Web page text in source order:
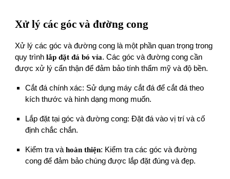
Xử lý các góc và đường cong
Xử lý các góc và đường cong là một phần quan trọng trong
quy trìnhlắp đặt đá bó vỉa. Các góc và đường cong cần
được xử lý cẩn thận để đảm bảo tính thẩm mỹ và độ bền.
Cắt đá chính xác: Sử dụng máy cắt đá để cắt đá theo
kích thước và hình dạng mong muốn.
Lắp đặt tại góc và đường cong: Đặt đá vào vị trí và cố
định chắc chắn.
Kiểm tra vàhoàn thiện: Kiểm tra các góc và đường
cong để đảm bảo chúng được lắp đặt đúng và đẹp.